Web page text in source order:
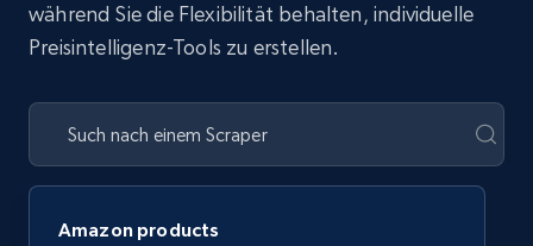
während Sie die Flexibilität behalten, individuelle
Preisintelligenz-Tools zu erstellen.
Amazon products